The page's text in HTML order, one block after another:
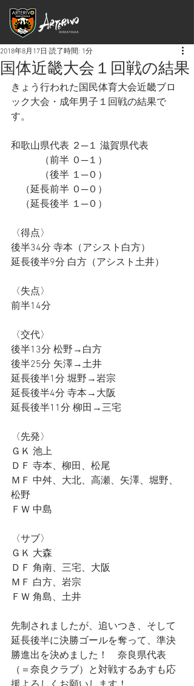
国体近畿大会１回戦の結果
2018年8月17日 読了時間: 1分
きょう行われた国民体育大会近畿ブロ
ック大会・成年男子１回戦の結果で
す。
和歌山県代表 ２─１ 滋賀県代表
（前半 ０─１）
（後半 １─０）
（延長前半 ０─０）
（延長後半 １─０）
〈得点〉
後半34分 寺本（アシスト白方）
延長後半9分 白方（アシスト土井）
〈失点〉
前半14分
〈交代〉
後半13分 松野→白方
後半25分 矢澤→土井
延長後半1分 堀野→岩宗
延長後半4分 寺本→大阪
延長後半11分 柳田→三宅
〈先発〉
ＧＫ 池上
ＤＦ 寺本、柳田、松尾
ＭＦ 中舛、大北、高瀬、矢澤、堀野、
松野
ＦＷ 中島
〈サブ〉
ＧＫ 大森
ＤＦ 角南、三宅、大阪
ＭＦ 白方、岩宗
ＦＷ 角島、土井
先制されましたが、追いつき、そして
延長後半に決勝ゴールを奪って、準決
勝進出を決めました！　奈良県代表
（＝奈良クラブ）と対戦するあすも応